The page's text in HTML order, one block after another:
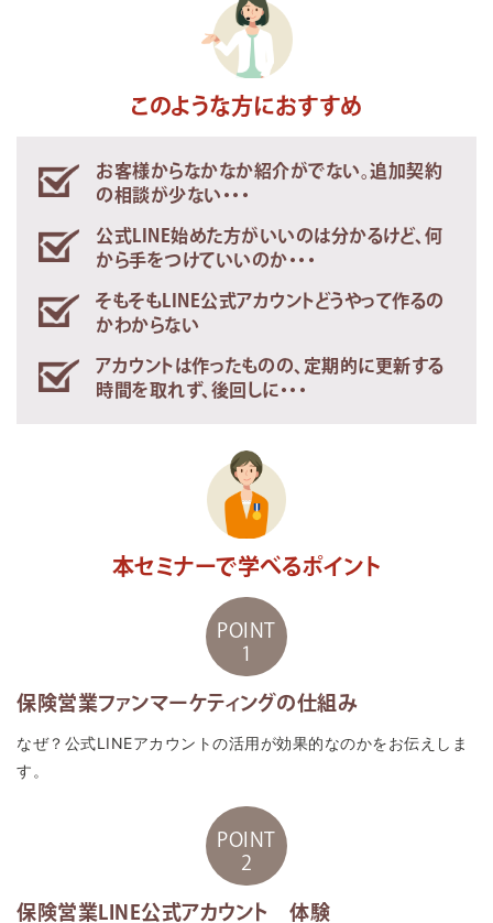
このような方におすすめ
お客様からなかなか紹介がでない。追加契約
の相談が少ない・・・
公式LINE始めた方がいいのは分かるけど、何
から手をつけていいのか・・・
そもそもLINE公式アカウントどうやって作るの
かわからない
アカウントは作ったものの、定期的に更新する
時間を取れず、後回しに・・・
本セミナーで学べるポイント
POINT
1
保険営業ファンマーケティングの仕組み
なぜ？公式LINEアカウントの活用が効果的なのかをお伝えしま
す。
POINT
2
保険営業LINE公式アカウント 体験